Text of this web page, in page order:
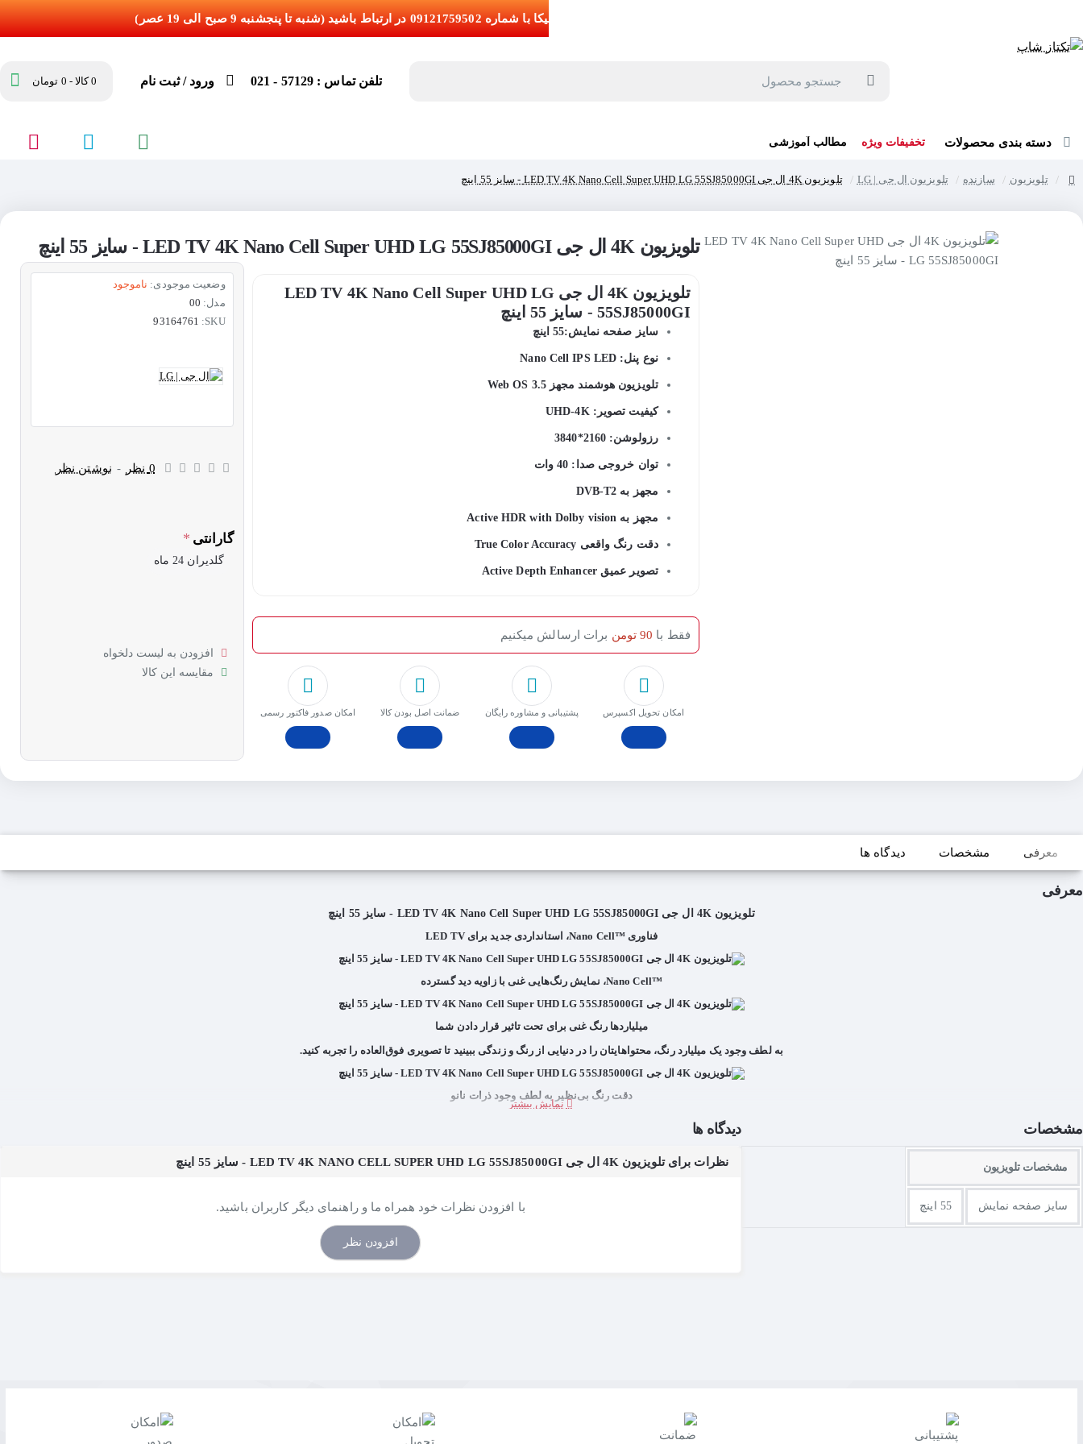
تلفن تماس : 57129 - 021 ورود / ثبت نام 0 کالا - 0 تومان
دسته بندی محصولات تخفیفات ویژه مطالب آموزشی
تلویزیون سازنده تلویزیون ال جی | LG تلویزیون 4K ال جی LED TV 4K Nano Cell Super UHD LG 55SJ85000GI - سایز 55 اینچ
تلویزیون 4K ال جی LED TV 4K Nano Cell Super UHD LG 55SJ85000GI - سایز 55 اینچ
تلویزیون 4K ال جی LED TV 4K Nano Cell Super UHD LG
55SJ85000GI - سایز 55 اینچ
سایز صفحه نمایش:55 اینچ
نوع پنل: Nano Cell IPS LED
تلویزیون هوشمند مجهز Web OS 3.5
کیفیت تصویر: UHD-4K
رزولوشن: 2160*3840
توان خروجی صدا: 40 وات
مجهز به DVB-T2
مجهز به Active HDR with Dolby vision
دقت رنگ واقعی True Color Accuracy
تصویر عمیق Active Depth Enhancer
امکان تحویل اکسپرس پشتیبانی و مشاوره رایگان ﺿﻤﺎﻧﺖ اﺻﻞ ﺑﻮدن ﮐﺎﻟﺎ امکان صدور فاکتور رسمی
فقط با 90 تومن برات ارسالش میکنیم
وضعیت موجودی: ناموجود
مدل: 00
SKU:
93164761
0 نظر - نوشتن نظر
گارانتی
گلدیران 24 ماه
افزودن به لیست دلخواه
مقایسه این کالا
معرفی مشخصات دیدگاه ها
معرفی
تلویزیون 4K ال جی LED TV 4K Nano Cell Super UHD LG 55SJ85000GI - سایز 55 اینچ
فناوری ™Nano Cell، استانداردی جدید برای LED TV
™Nano Cell، نمایش رنگ‌هایی غنی با زاویه دید گسترده
میلیاردها رنگ غنی برای تحت تاثیر قرار دادن شما
به لطف وجود یک میلیارد رنگ، محتواهایتان را در دنیایی از رنگ و زندگی ببینید تا تصویری فوق‌العاده را تجربه کنید.
دقت رنگ بی‌نظیر به لطف وجود ذرات نانو
در مورد عادت خود در تماشای تلویزیون تجدید نظر کنید
را خواهند داشت.
احساس می‌کنید صحنه‌های واقعی و زنده را تجربه می‌کنید.
مشخصات
مشخصات تلویزیون
سایز صفحه نمایش 55 اینچ
دیدگاه ها
نظرات برای تلویزیون 4K ال جی LED TV 4K NANO CELL SUPER UHD LG 55SJ85000GI - سایز 55 اینچ
با افزودن نظرات خود همراه ما و راهنمای دیگر کاربران باشید.
افزودن نظر